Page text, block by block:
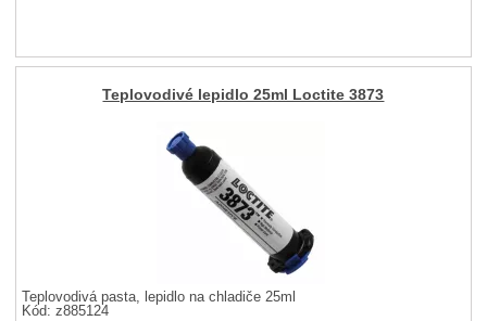
Teplovodivé lepidlo 25ml Loctite 3873
Teplovodivá pasta, lepidlo na chladiče 25ml
Kód: z885124